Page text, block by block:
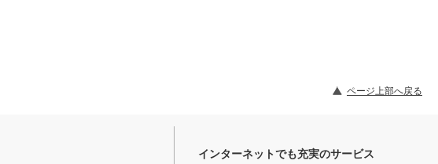
ページ上部へ戻る
インターネットでも充実のサービス